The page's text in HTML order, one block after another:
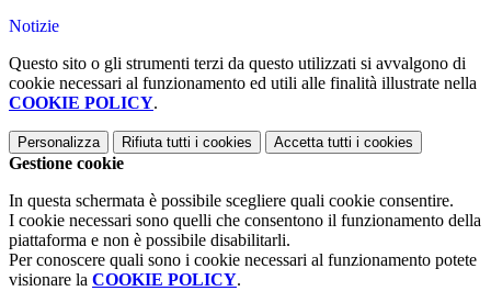
Notizie
Questo sito o gli strumenti terzi da questo utilizzati si avvalgono di
cookie necessari al funzionamento ed utili alle finalità illustrate nella
COOKIE POLICY.
Personalizza Rifiuta tutti i cookies Accetta tutti i cookies
Gestione cookie
In questa schermata è possibile scegliere quali cookie consentire.
I cookie necessari sono quelli che consentono il funzionamento della
piattaforma e non è possibile disabilitarli.
Per conoscere quali sono i cookie necessari al funzionamento potete
visionare la COOKIE POLICY.